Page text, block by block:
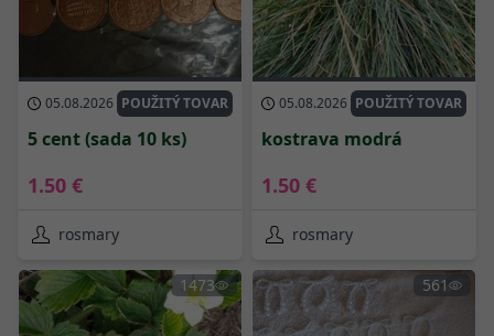
05.08.2026 POUŽITÝ TOVAR
5 cent (sada 10 ks)
1.50 €
rosmary
05.08.2026 POUŽITÝ TOVAR
kostrava modrá
1.50 €
rosmary
1473 561